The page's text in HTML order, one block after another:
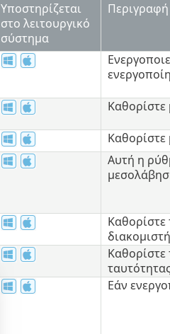
Υποστηρίζεται
στο λειτουργικό
σύστημα
Περιγραφή
Καθορίστε
Αυτή η
Καθορίστε
Καθορίστε
Εάν